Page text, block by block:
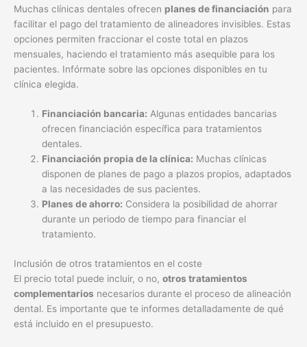
Muchas clínicas dentales ofrecen planes de financiación para
facilitar el pago del tratamiento de alineadores invisibles. Estas
opciones permiten fraccionar el coste total en plazos
mensuales, haciendo el tratamiento más asequible para los
pacientes. Infórmate sobre las opciones disponibles en tu
clínica elegida.
Financiación bancaria: Algunas entidades bancarias
ofrecen financiación específica para tratamientos
dentales.
Financiación propia de la clínica: Muchas clínicas
disponen de planes de pago a plazos propios, adaptados
a las necesidades de sus pacientes.
Planes de ahorro: Considera la posibilidad de ahorrar
durante un periodo de tiempo para financiar el
tratamiento.
Inclusión de otros tratamientos en el coste
El precio total puede incluir, o no, otros tratamientos
complementarios necesarios durante el proceso de alineación
dental. Es importante que te informes detalladamente de qué
está incluido en el presupuesto.